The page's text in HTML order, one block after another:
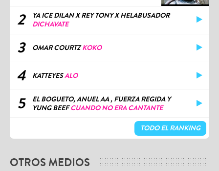
2
YA ICE DILAN X REY TONY X HELABUSADOR
DICHAVATE
3 OMAR COURTZKOKO
4 KATTEYESALO
5
EL BOGUETO, ANUEL AA , FUERZA REGIDA Y
YUNG BEEFCUANDO NO ERA CANTANTE
TODO EL RANKING
OTROS MEDIOS